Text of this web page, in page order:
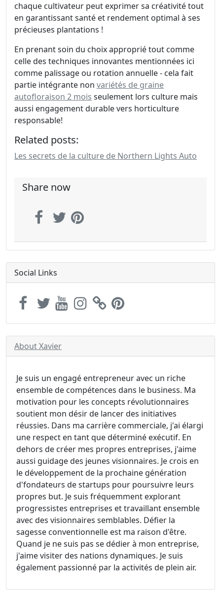
chaque cultivateur peut exprimer sa créativité tout
en garantissant santé et rendement optimal à ses
précieuses plantations !
En prenant soin du choix approprié tout comme
celle des techniques innovantes mentionnées ici
comme palissage ou rotation annuelle - cela fait
partie intégrante non variétés de graine
autofloraison 2 mois seulement lors culture mais
aussi engagement durable vers horticulture
responsable!
Related posts:
Les secrets de la culture de Northern Lights Auto
Share now
Social Links
About Xavier
Je suis un engagé entrepreneur avec un riche
ensemble de compétences dans le business. Ma
motivation pour les concepts révolutionnaires
soutient mon désir de lancer des initiatives
réussies. Dans ma carrière commerciale, j'ai élargi
une respect en tant que déterminé exécutif. En
dehors de créer mes propres entreprises, j'aime
aussi guidage des jeunes visionnaires. Je crois en
le développement de la prochaine génération
d'fondateurs de startups pour poursuivre leurs
propres but. Je suis fréquemment explorant
progressistes entreprises et travaillant ensemble
avec des visionnaires semblables. Défier la
sagesse conventionnelle est ma raison d'être.
Quand je ne suis pas se dédier à mon entreprise,
j'aime visiter des nations dynamiques. Je suis
également passionné par la activités de plein air.